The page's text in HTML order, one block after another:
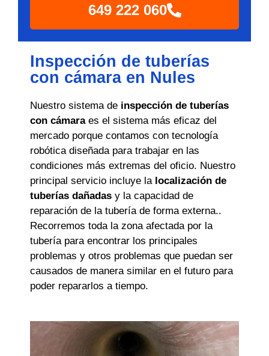
649 222 060
Inspección de tuberías
con cámara en Nules
Nuestro sistema de inspección de tuberías
con cámaraes el sistema más eficaz del
mercado porque contamos con tecnología
robótica diseñada para trabajar en las
condiciones más extremas del oficio. Nuestro
principal servicio incluye la localización de
tuberías dañadas y la capacidad de
reparación de la tubería de forma externa..
Recorremos toda la zona afectada por la
tubería para encontrar los principales
problemas y otros problemas que puedan ser
causados de manera similar en el futuro para
poder repararlos a tiempo.